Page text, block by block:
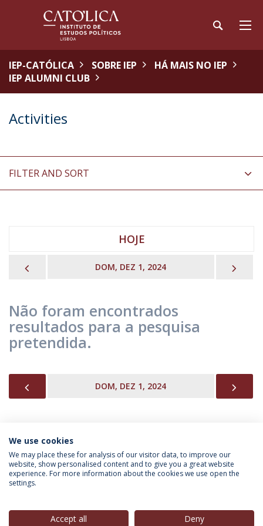
IEP-CATÓLICA SOBRE IEP
HÁ MAIS NO IEP
IEP ALUMNI CLUB
Activities
FILTER AND SORT
HOJE
DOM, DEZ 1, 2024
Não foram encontrados
resultados para a pesquisa
pretendida.
DOM, DEZ 1, 2024
INFORMAÇÃO PARA
We use cookies
We may place these for analysis of our visitor data, to improve our
website, show personalised content and to give you a great website
experience. For more information about the cookies we use open the
settings.
Accept all Deny